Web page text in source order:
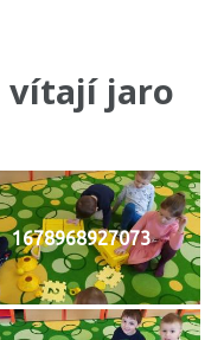
vítají jaro
1678968927073